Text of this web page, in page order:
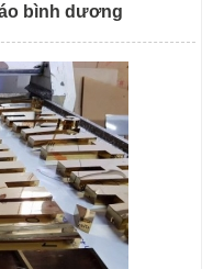
bình dương